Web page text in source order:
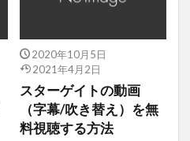
2020年10月5日
2021年4月2日
スターゲイトの動画
（字幕/吹き替え）を無
料視聴する方法